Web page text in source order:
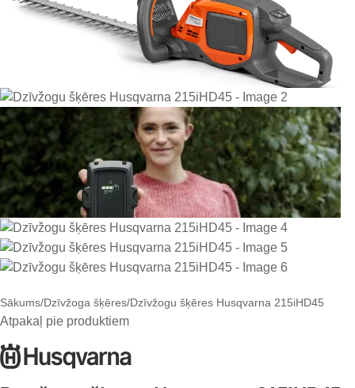
Sākums Dzīvžoga šķēres Dzīvžogu šķēres Husqvarna 215iHD45
Atpakaļ pie produktiem